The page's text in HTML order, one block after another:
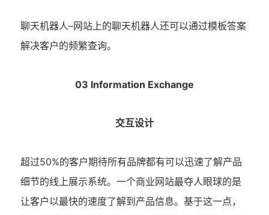
聊天机器人–网站上的聊天机器人还可以通过模板答案
解决客户的频繁查询。
03 Information Exchange
交互设计
超过50%的客户期待所有品牌都有可以迅速了解产品
细节的线上展示系统。一个商业网站最夺人眼球的是
让客户以最快的速度了解到产品信息。基于这一点，